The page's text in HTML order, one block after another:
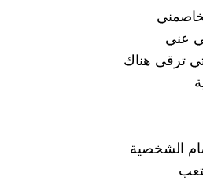
عني
ترقى هناك
الشخصية